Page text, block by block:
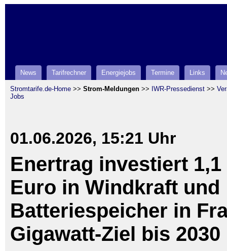
News Tarifrechner Energiejobs Termine Links
Stromtarife.de-Home >> Strom-Meldungen >> IWR-Pressedienst >>
Jobs
01.06.2026, 15:21 Uhr
Enertrag investiert
Euro in Windkraft und
Batteriespeicher in
Gigawatt-Ziel bis 2030